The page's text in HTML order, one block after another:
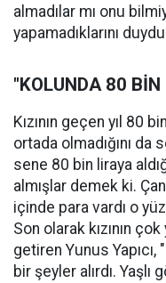
almadılar mı onu
yapamadıklarını
"KOLUNDA 80
Kızının geçen yıl 80
ortada olmadığını da
sene 80 bin liraya
almışlar demek ki.
içinde para vardı o
Son olarak kızının
getiren Yunus
bir şeyler alırdı. Yaşlı